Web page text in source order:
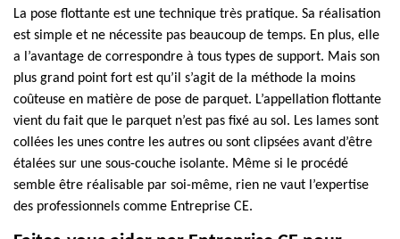
La pose flottante est une technique très pratique. Sa réalisation
est simple et ne nécessite pas beaucoup de temps. En plus, elle
a l’avantage de correspondre à tous types de support. Mais son
plus grand point fort est qu’il s’agit de la méthode la moins
coûteuse en matière de pose de parquet. L’appellation flottante
vient du fait que le parquet n’est pas fixé au sol. Les lames sont
collées les unes contre les autres ou sont clipsées avant d’être
étalées sur une sous-couche isolante. Même si le procédé
semble être réalisable par soi-même, rien ne vaut l’expertise
des professionnels comme Entreprise CE.